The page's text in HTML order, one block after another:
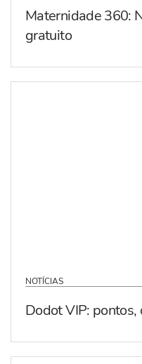
Maternidade 360:
gratuito
NOTÍCIAS
Dodot VIP: